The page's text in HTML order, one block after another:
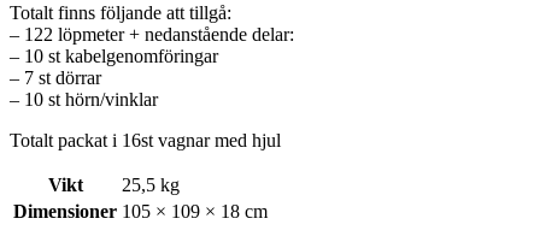
Totalt finns följande att tillgå:
– 122 löpmeter + nedanstående delar:
– 10 st kabelgenomföringar
– 7 st dörrar
– 10 st hörn/vinklar
Totalt packat i 16st vagnar med hjul
Vikt
25,5 kg
Dimensioner 105 × 109 × 18 cm